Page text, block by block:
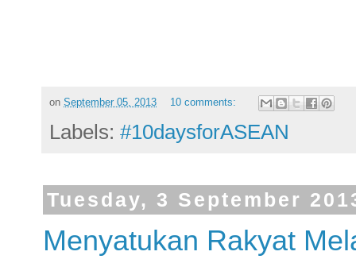
on September 05, 2013 10 comments:
Labels: #10daysforASEAN
Tuesday, 3 September
Menyatukan Rakyat